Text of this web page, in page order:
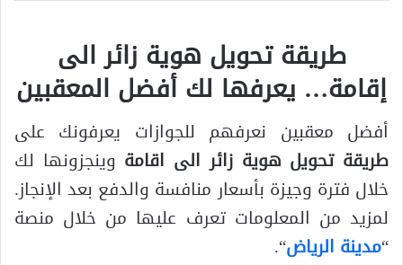
طريقة تحويل هوية زائر الى
إقامة… يعرفها لك أفضل المعقبين
أفضل معقبين نعرفهم للجوازات يعرفونك على
طريقة تحويل هوية زائر الى اقامة وينجزونها لك
خلال فترة وجيزة بأسعار منافسة والدفع بعد الإنجاز.
لمزيد من المعلومات تعرف عليها من خلال منصة
“مدينة الرياض“.